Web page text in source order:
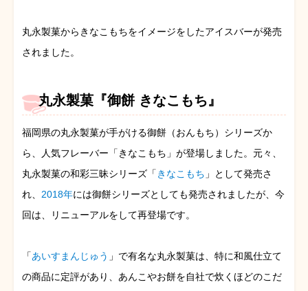
丸永製菓からきなこもちをイメージをしたアイスバーが発売
されました。
丸永製菓『御餅 きなこもち』
福岡県の丸永製菓が手がける御餅（おんもち）シリーズか
ら、人気フレーバー「きなこもち」が登場しました。元々、
丸永製菓の和彩三昧シリーズ「 きなこもち 」として発売さ
れ、 2018年には御餅シリーズとしても発売されましたが、今
回は、リニューアルをして再登場です。
「あいすまんじゅう 」で有名な丸永製菓は、特に和風仕立て
の商品に定評があり、あんこやお餅を自社で炊くほどのこだ